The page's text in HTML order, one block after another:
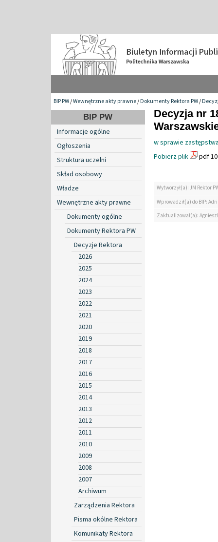
BIP PW/Wewnętrzne akty prawne/Dokumenty Rektora PW/
BIP PW
Informacje ogólne
Ogłoszenia
Struktura uczelni
Skład osobowy
Władze
Wewnętrzne akty prawne
Dokumenty ogólne
Dokumenty Rektora PW
Decyzje Rektora
2026
2025
2024
2023
2022
2021
2020
2019
2018
2017
2016
2015
2014
2013
2012
2011
2010
2009
2008
2007
Archiwum
Zarządzenia Rektora
Pisma okólne Rektora
Komunikaty Rektora
Decyzja nr
w sprawie
Pobierz plik
pdf
Wytworzył(a): JM Rektor
Wprowadził(a) do BIP:
Zaktualizował(a):